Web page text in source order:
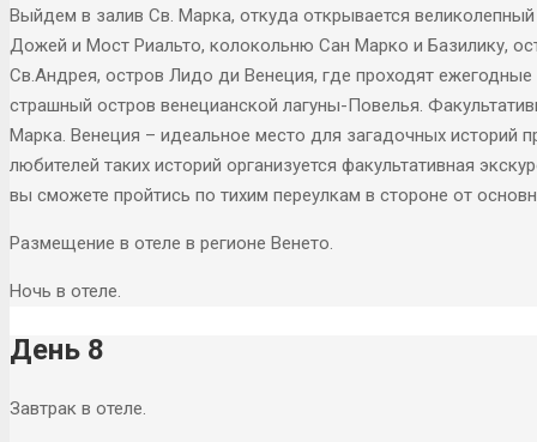
Выйдем в залив Св. Марка, откуда открывается
Дожей и Мост Риальто, колокольню Сан Марко и Базилику,
Св.Андрея, остров Лидо ди Венеция, где проходят
страшный остров венецианской лагуны-Повелья.
Марка. Венеция – идеальное место для загадочных историй
любителей таких историй организуется факультативная
вы сможете пройтись по тихим переулкам в стороне от
Размещение в отеле в регионе Венето.
Ночь в отеле.
День 8
Завтрак в отеле.